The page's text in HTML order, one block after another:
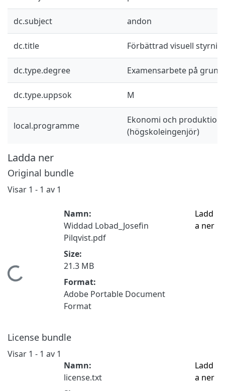
dc.subject andon
dc.title Förbättrad visuell
dc.type.degree Examensarbete på
dc.type.uppsok M
local.programme
Ekonomi och
(högskoleingenjör)
Ladda ner
Original bundle
Visar 1 - 1 av 1
Hämtar...
Namn:
Widdad Lobad_Josefin
Pilqvist.pdf
Size:
21.3 MB
Format:
Adobe Portable Document
Format
Ladd
a ner
License bundle
Visar 1 - 1 av 1
Namn:
license.txt
Ladd
a ner